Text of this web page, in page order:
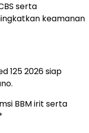
serta
keamanan
125 2026 siap
BBM irit serta